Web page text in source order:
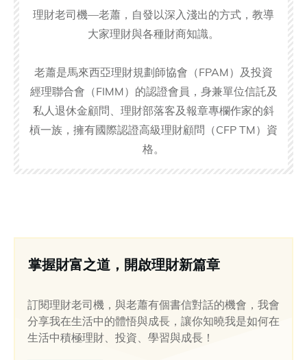
理財老司機—老蕭，自發以深入淺出的方式，教導
大家理財與各種財商知識。
老蕭是馬來西亞理財規劃師協會（FPAM）及投資
經理聯合會（FIMM）的認證會員，身兼單位信託及
私人退休金顧問、理財部落客及報章專欄作家的斜
槓一族，擁有國際認證高級理財顧問（CFP TM）資
格。
掌握財富之道，開啟理財新篇章
訂閱理財老司機，與老蕭有個書信對話的機會，我會
分享我在生活中的體悟與成長，讓你知曉我是如何在
生活中積極理財、投資、學習與成長！